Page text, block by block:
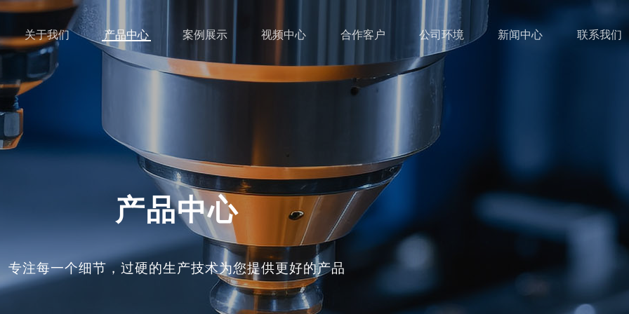
关于我们 产品中心 案例展示 视频中心 合作客户 公司环境 新闻中心 联系我们
产品中心
专注每一个细节，过硬的生产技术为您提供更好的产品